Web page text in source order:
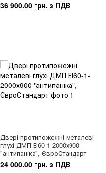
36 900.00 грн. з ПДВ
Двері протипожежні металеві
глухі ДМП ЕІ60-1-2000х900
"антипаніка", ЄвроСтандарт
24 000.00 грн. з ПДВ